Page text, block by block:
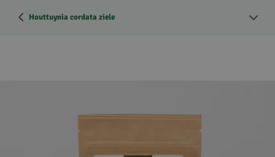
Houttuynia cordata ziele